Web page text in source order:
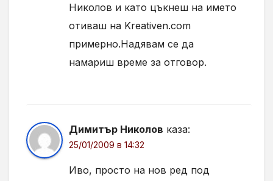
Николов и като цъкнеш на името
отиваш на Kreativen.com
примерно.Надявам се да
намариш време за отговор.
Димитър Николов каза:
25/01/2009 в 14:32
Иво, просто на нов ред под